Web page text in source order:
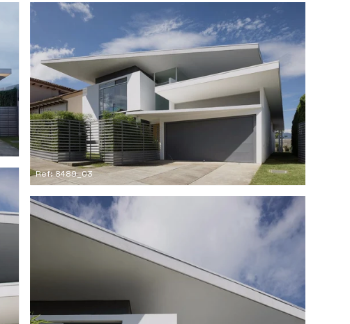
Ref: 8489_03